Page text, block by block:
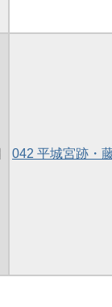
042 平城宮跡・